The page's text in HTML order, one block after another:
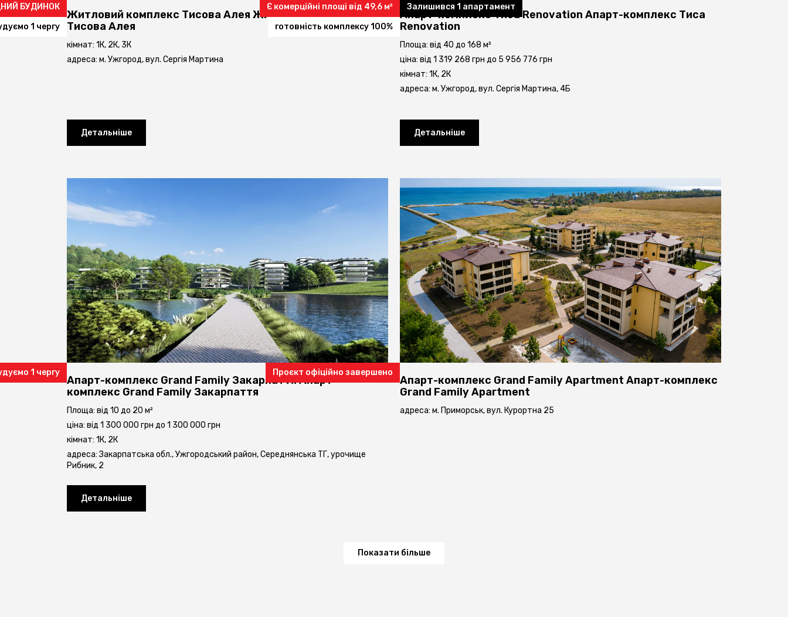
БУДИНОК
1 чергу
Житловий комплекс Тисова Алея Житловий комплекс
Тисова Алея
кімнат: 1К, 2К, 3К
адреса: м. Ужгород, вул. Сергія Мартина
Детальніше
Залишився 1 апартамент
Є комерційні площі від 49,6 м²
готовність комплексу 100%
Апарт-комплекс Тиса Renovation Апарт-комплекс Тиса
Renovation
Площа: від 40 до 168 м²
ціна: від 1 319 268 грн до 5 956 776 грн
кімнат: 1К, 2К
адреса: м. Ужгород, вул. Сергія Мартина, 4Б
Детальніше
1 чергу
Апарт-комплекс Grand Family ЗакарпаттяАпарт-
комплекс Grand Family Закарпаття
Площа: від 10 до 20 м²
ціна: від 1 300 000 грн до 1 300 000 грн
кімнат: 1К, 2К
адреса: Закарпатська обл., Ужгородський район, Середнянська ТГ, урочище
Рибник, 2
Детальніше
Проєкт офіційно завершено
Апарт-комплекс Grand Family Apartment Апарт-комплекс
Grand Family Apartment
адреса: м. Приморськ, вул. Курортна 25
Показати більше